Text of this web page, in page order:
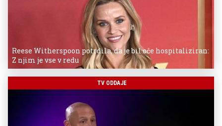
Reese Witherspoon potrdila, da je bil oče hospitaliziran:
Z njim je vse v redu
TV ODDAJE